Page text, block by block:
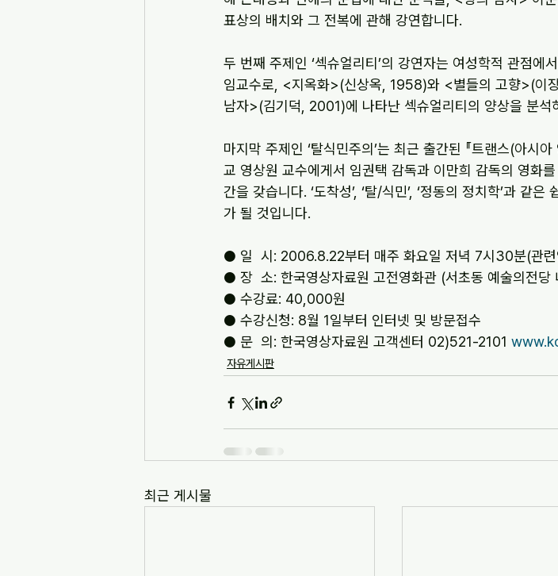
표상의 배치와 그 전복에 관해 강연합니다.
두 번째 주제인 ‘섹슈얼리티’의 강연자는 여성학적 관점에
임교수로, <지옥화>(신상옥, 1958)와 <별들의 고향>(
남자>(김기덕, 2001)에 나타난 섹슈얼리티의 양상을 분석
마지막 주제인 ‘탈식민주의’는 최근 출간된 『트랜스(아시
교 영상원 교수에게서 임권택 감독과 이만희 감독의 영화
간을 갖습니다. ‘도착성’, ‘탈/식민’, ‘정동의 정치학’과 같
가 될 것입니다.
● 일  시: 2006.8.22부터 매주 화요일 저녁 7시30분(관
● 장  소: 한국영상자료원 고전영화관 (서초동 예술의전당
● 수강료: 40,000원
● 수강신청: 8월 1일부터 인터넷 및 방문접수
● 문  의: 한국영상자료원 고객센터 02)521-2101
자유게시판
최근 게시물